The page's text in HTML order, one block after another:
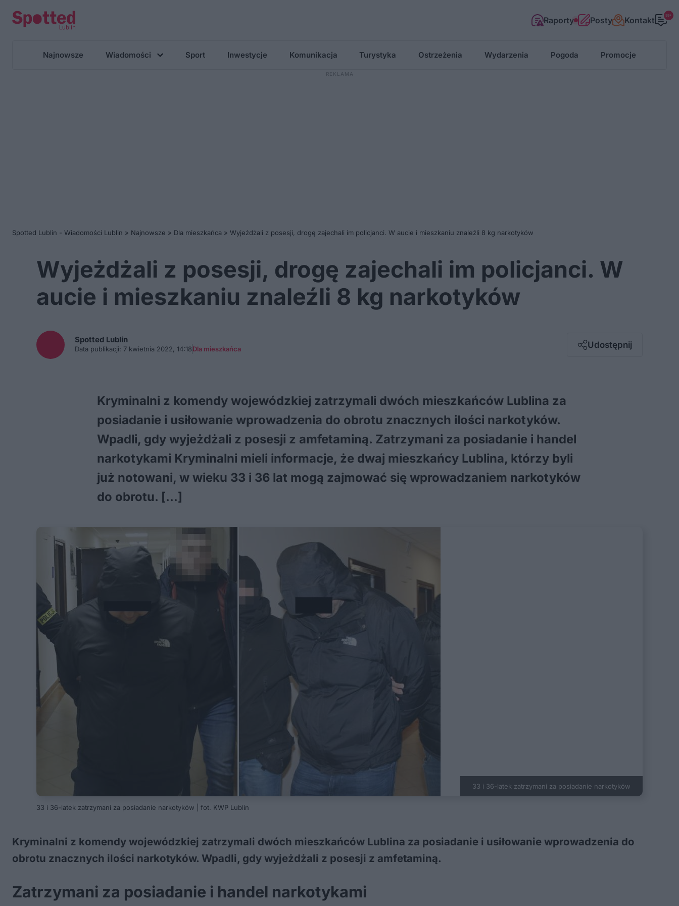
Raporty Posty Kontakt 99+
Najnowsze Wiadomości Sport Inwestycje Komunikacja Turystyka Ostrzeżenia Wydarzenia Pogoda Promocje
Spotted Lublin - Wiadomości Lublin » Najnowsze » Dla mieszkańca » Wyjeżdżali z posesji, drogę zajechali im policjanci. W aucie i mieszkaniu znaleźli 8 kg narkotyków
Wyjeżdżali z posesji, drogę zajechali im policjanci. W
aucie i mieszkaniu znaleźli 8 kg narkotyków
Spotted Lublin
Data publikacji: 7 kwietnia 2022, 14:18Dla mieszkańca Udostępnij
Messenger
Kryminalni z komendy wojewódzkiej zatrzymali dwóch mieszkańców Lublina za
posiadanie i usiłowanie wprowadzenia do obrotu znacznych ilości narkotyków.
Wpadli, gdy wyjeżdżali z posesji z amfetaminą. Zatrzymani za posiadanie i handel
narkotykami Kryminalni mieli informacje, że dwaj mieszkańcy Lublina, którzy byli
już notowani, w wieku 33 i 36 lat mogą zajmować się wprowadzaniem narkotyków
do obrotu. […]
33 i 36-latek zatrzymani za posiadanie narkotyków
33 i 36-latek zatrzymani za posiadanie narkotyków | fot. KWP Lublin
Kryminalni z komendy wojewódzkiej zatrzymali dwóch mieszkańców Lublina za posiadanie i usiłowanie wprowadzenia do
obrotu znacznych ilości narkotyków. Wpadli, gdy wyjeżdżali z posesji z amfetaminą.
Zatrzymani za posiadanie i handel narkotykami